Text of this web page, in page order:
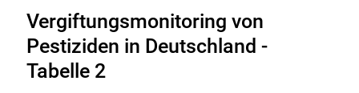
Vergiftungsmonitoring von
Pestiziden in Deutschland -
Tabelle 2